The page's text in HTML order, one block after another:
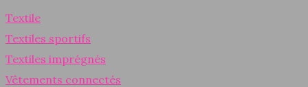
Textile
Textiles sportifs
Textiles imprégnés
Vêtements connectés